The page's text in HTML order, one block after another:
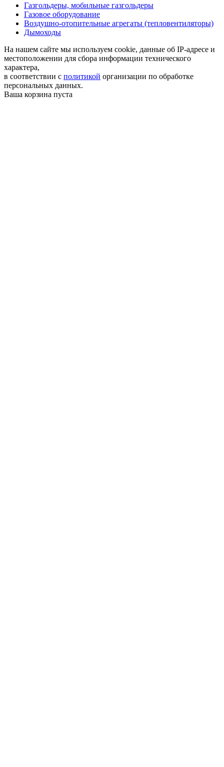
Газгольдеры, мобильные газгольдеры
Газовое оборудование
Воздушно-отопительные агрегаты (тепловентиляторы)
Дымоходы
На нашем сайте мы используем cookie, данные об IP-адресе и
местоположении для сбора информации технического
характера,
в соответствии с политикой организации по обработке
персональных данных.
Ваша корзина пуста